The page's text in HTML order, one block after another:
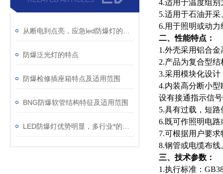
防爆泛光灯的特点
防爆检修插座箱特点及适用范围
BNG防爆软管结构特征及适用范围
4.适用于温度组别
5.适用于石油开
6.用于照明或动
二、性能特点：
1.外壳采用铝合
2.产品为复合型
3.采用模块化设
4.内装高分断小
设有接通指示信
5.具有过载，短
6.既可作照明电
7.可根据用户要求
8.钢管或电缆布线
三、技术参数：
1.执行标准：